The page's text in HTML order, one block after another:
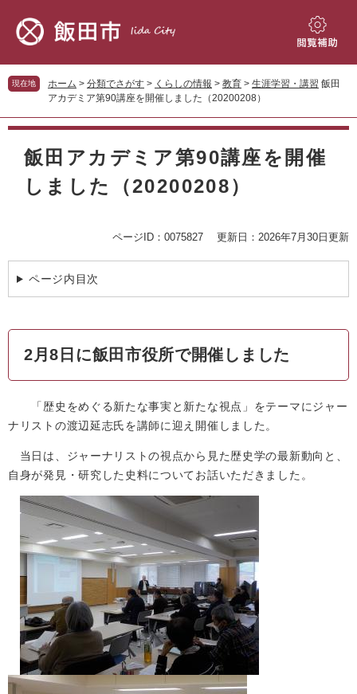
先
頭
す。
を
飛
し
閲
補
現在地 ホーム > 分類でさがす > くらしの情報 > 教育 > 生涯学習・講習 飯田
アカデミア第90講座を開催しました（20200208）
本
飯田アカデミア第90講座を開催
しました（20200208）
ページID：0075827 更新日：2026年7月30日更新
ページ内目次
2月8日に飯田市役所で開催しました
「歴史をめぐる新たな事実と新たな視点」をテーマにジャー
ナリストの渡辺延志氏を講師に迎え開催しました。
当日は、ジャーナリストの視点から見た歴史学の最新動向と、
自身が発見・研究した史料についてお話いただきました。